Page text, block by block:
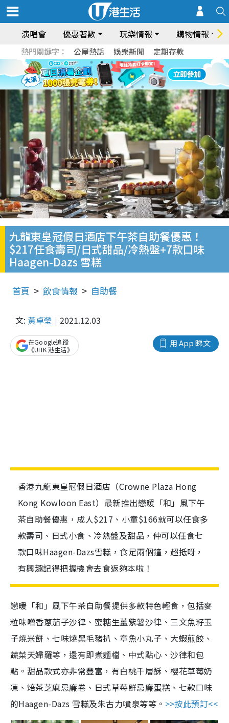
演唱會 優惠著數 玩樂情報 購物情報
熱門關鍵字： 公屋熱話 娛樂新聞 定期存款
九龍東皇冠假日酒店下午茶自助餐優惠！
$217任食壽司/日式甜品/冷熱盤+7款口味
Haagen-Dazs 雪糕
首頁 飲食情報 自助餐
文: 黃卓瑩 2021.12.03
用 App 睇文
在Google追蹤
《UHK 港生活》
香港九龍東皇冠假日酒店（Crowne Plaza Hong
Kong Kowloon East）最新推出戀暖「和」風下午
茶自助餐優惠，成人$217、小童$166就可以任食多
款壽司、日式小食、冷熱盤及甜品，仲可以任食七
款口味Haagen-Dazs雪糕，食足兩個鐘，超抵呀，
有興趣記得把握機會去食返夠本啦！
戀暖「和」風下午茶自助餐提供多款特色輕食，包括麥
粒味噌香蔥茄子沙律、蜜糖生薑紫薯沙律、三文魚籽玉
子燒米餅、七味燒黑毛豬扒、章魚小丸子、大蝦煎餃、
蔬菜天婦羅等，還有即煮麵檔、中式點心、沙律和包
點。甜品款式亦非常豐富，有白桃千層酥、櫻花草莓奶
凍、焙茶芝麻忌廉卷、日式草莓鮮忌廉蛋糕、七款口味
的Haagen-Dazs 雪糕及朱古力噴泉等等。 >>按此預訂<<